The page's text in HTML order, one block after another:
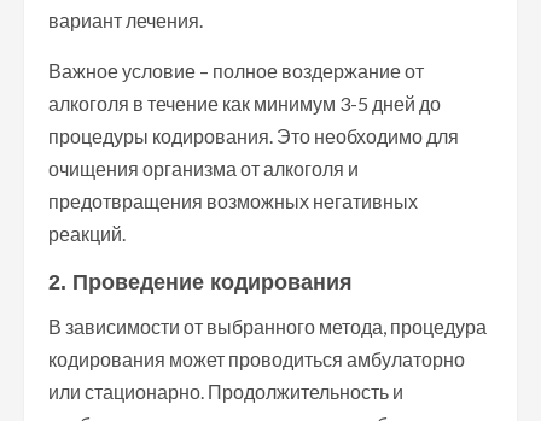
вариант лечения.
Важное условие – полное воздержание от
алкоголя в течение как минимум 3-5 дней до
процедуры кодирования. Это необходимо для
очищения организма от алкоголя и
предотвращения возможных негативных
реакций.
2. Проведение кодирования
В зависимости от выбранного метода, процедура
кодирования может проводиться амбулаторно
или стационарно. Продолжительность и